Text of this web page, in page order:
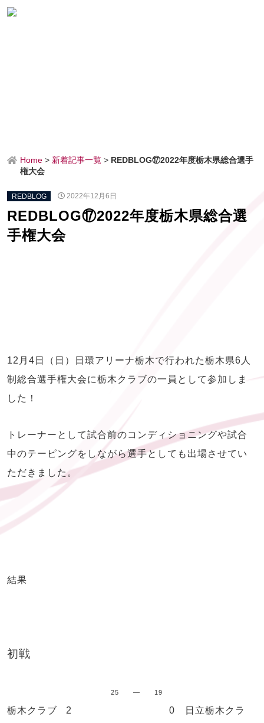
Home > 新着記事一覧 > REDBLOG⑰2022年度栃木県総合選手
権大会
REDBLOG 2022年12月6日
REDBLOG⑰2022年度栃木県総合選
手権大会
12月4日（日）日環アリーナ栃木で行われた栃木県6人
制総合選手権大会に栃木クラブの一員として参加しま
した！
トレーナーとして試合前のコンディショニングや試合
中のテーピングをしながら選手としても出場させてい
ただきました。
結果
初戦
25 ― 19
栃木クラブ 2 0 日立栃木クラ